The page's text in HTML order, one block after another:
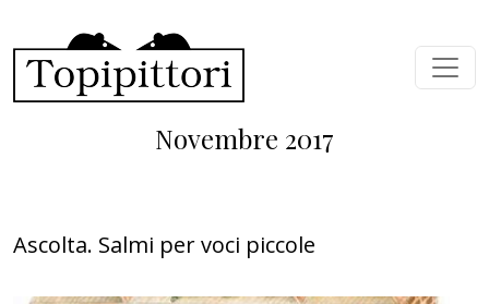
Novembre 2017
Ascolta. Salmi per voci piccole